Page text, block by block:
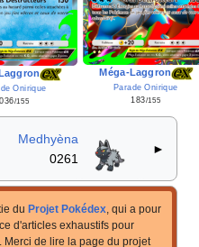
Onirique
036/155
Méga-Laggron
Parade Onirique
183/155
Medhyèna
0261
►
du Projet Pokédex , qui a pour
d'articles exhaustifs pour
Merci de lire la page du projet